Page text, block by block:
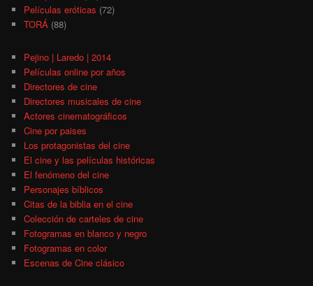
Películas eróticas (72)
TORÁ (88)
Pejino | Laredo | 2014
Películas online por años
Directores de cine
Directores musicales de cine
Actores cinematográficos
Cine por paises
Los protagonistas del cine
El cine y las películas históricas
El fenómeno del cine
Personajes bíblicos
Citas de la biblia en el cine
Colección de carteles de cine
Fotogramas en blanco y negro
Fotogramas en color
Escenas de Cine clásico